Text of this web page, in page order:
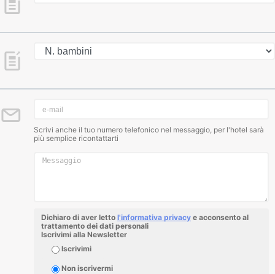
Scrivi anche il tuo numero telefonico nel messaggio, per l'hotel sarà
più semplice ricontattarti
Dichiaro di aver letto l'informativa privacy e acconsento al
trattamento dei dati personali
Iscrivimi alla Newsletter
Iscrivimi
Non iscrivermi